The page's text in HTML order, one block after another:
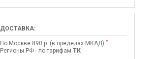
ДОСТАВКА:
По Москве 890 р. (в пределах МКАД) *
Регионы РФ - по тарифам ТК